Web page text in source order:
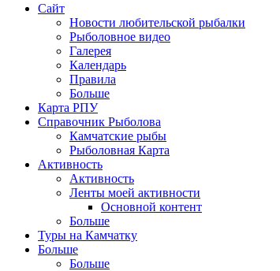
Сайт
Новости любительской рыбалки
Рыболовное видео
Галерея
Календарь
Правила
Больше
Карта РПУ
Справочник Рыболова
Камчатские рыбы
Рыболовная Карта
Активность
Активность
Ленты моей активности
Основной контент
Больше
Туры на Камчатку
Больше
Больше